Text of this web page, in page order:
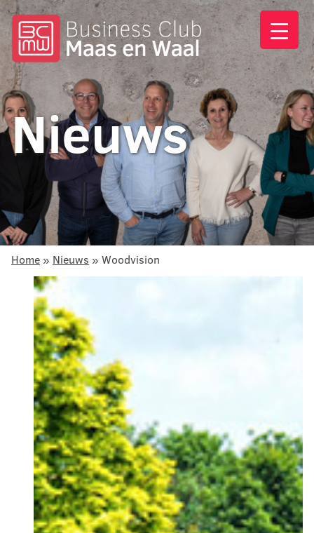
Nieuws
Home » Nieuws » Woodvision